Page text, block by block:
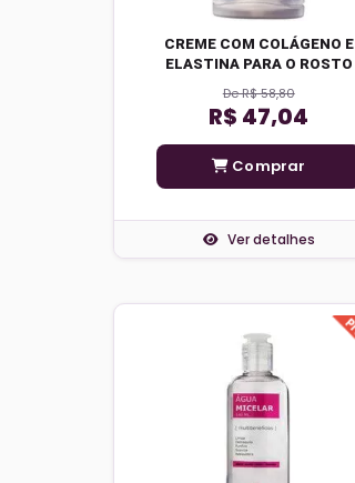
CREME COM COLÁGENO E
ELASTINA PARA O ROSTO
De R$ 58,80
R$ 47,04
Comprar
Ver detalhes